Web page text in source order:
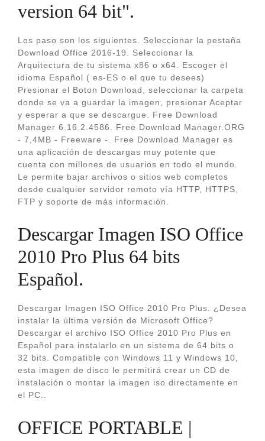
version 64 bit".
Los paso son los siguientes. Seleccionar la pestaña
Download Office 2016-19. Seleccionar la
Arquitectura de tu sistema x86 o x64. Escoger el
idioma Español ( es-ES o el que tu desees)
Presionar el Boton Download, seleccionar la carpeta
donde se va a guardar la imagen, presionar Aceptar
y esperar a que se descargue. Free Download
Manager 6.16.2.4586. Free Download Manager.ORG
- 7,4MB - Freeware -. Free Download Manager es
una aplicación de descargas muy potente que
cuenta con millones de usuarios en todo el mundo.
Le permite bajar archivos o sitios web completos
desde cualquier servidor remoto vía HTTP, HTTPS,
FTP y soporte de más información.
Descargar Imagen ISO Office
2010 Pro Plus 64 bits
Español.
Descargar Imagen ISO Office 2010 Pro Plus. ¿Desea
instalar la última versión de Microsoft Office?
Descargar el archivo ISO Office 2010 Pro Plus en
Español para instalarlo en un sistema de 64 bits o
32 bits. Compatible con Windows 11 y Windows 10,
esta imagen de disco le permitirá crear un CD de
instalación o montar la imagen iso directamente en
el PC..
OFFICE PORTABLE |